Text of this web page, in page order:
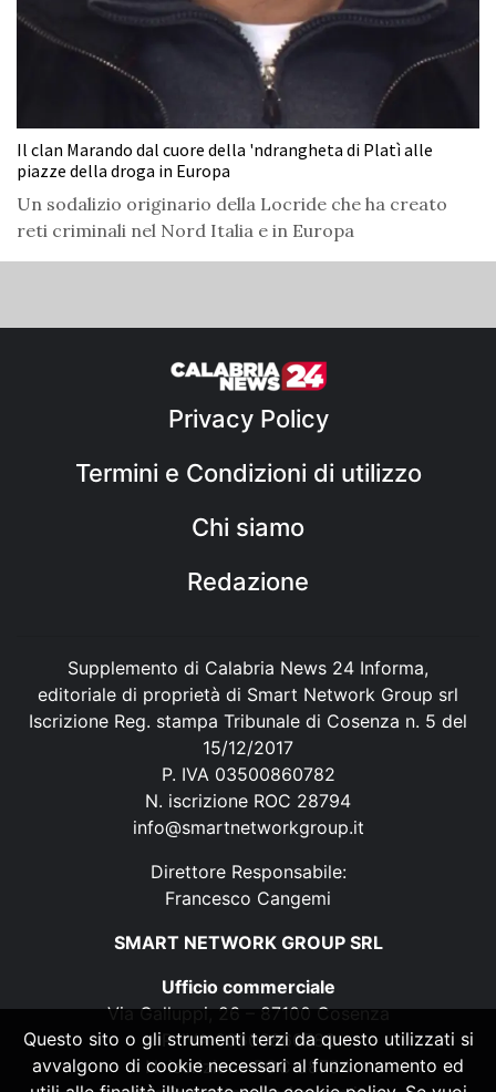
Il clan Marando dal cuore della 'ndrangheta di Platì alle
piazze della droga in Europa
Un sodalizio originario della Locride che ha creato
reti criminali nel Nord Italia e in Europa
Privacy Policy
Termini e Condizioni di utilizzo
Chi siamo
Redazione
Supplemento di Calabria News 24 Informa,
editoriale di proprietà di Smart Network Group srl
Iscrizione Reg. stampa Tribunale di Cosenza n. 5 del
15/12/2017
P. IVA 03500860782
N. iscrizione ROC 28794
info@smartnetworkgroup.it
Direttore Responsabile:
Francesco Cangemi
SMART NETWORK GROUP SRL
Ufficio commerciale
Via Galluppi, 26 – 87100 Cosenza
P. IVA 03500860782
N. iscrizione ROC 28794
Questo sito o gli strumenti terzi da questo utilizzati si
avvalgono di cookie necessari al funzionamento ed